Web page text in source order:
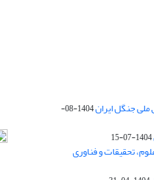
جنگل ایران
1404-08-
1404-07-15
تحقیقات و فناوری